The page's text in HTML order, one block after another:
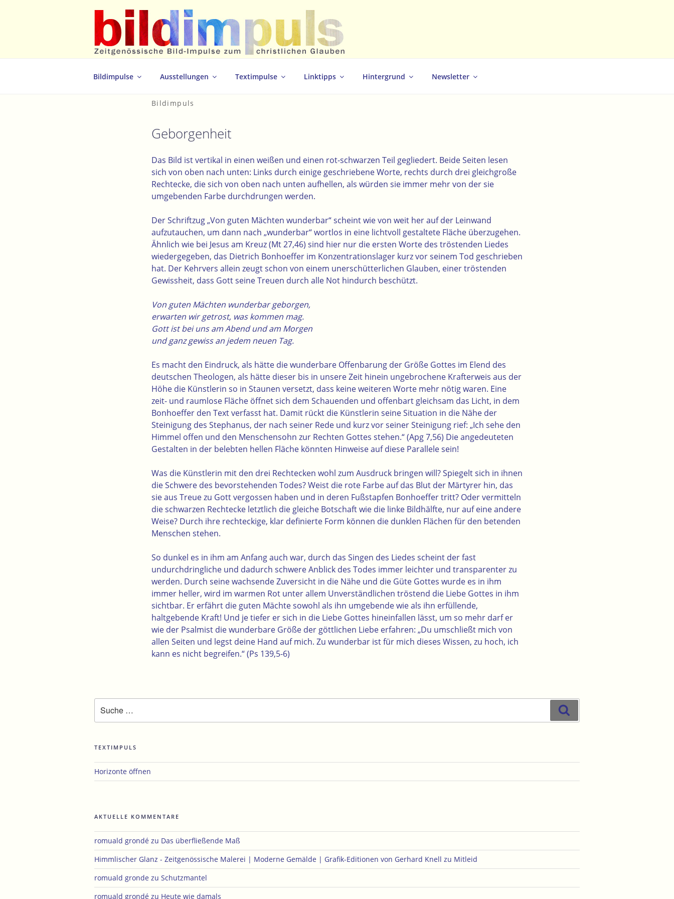
Bildimpulse Ausstellungen Textimpulse Linktipps Hintergrund Newsletter
Bildimpuls
Geborgenheit
Das Bild ist vertikal in einen weißen und einen rot-schwarzen Teil gegliedert. Beide Seiten lesen
sich von oben nach unten: Links durch einige geschriebene Worte, rechts durch drei gleichgroße
Rechtecke, die sich von oben nach unten aufhellen, als würden sie immer mehr von der sie
umgebenden Farbe durchdrungen werden.
Der Schriftzug „Von guten Mächten wunderbar“ scheint wie von weit her auf der Leinwand
aufzutauchen, um dann nach „wunderbar“ wortlos in eine lichtvoll gestaltete Fläche überzugehen.
Ähnlich wie bei Jesus am Kreuz (Mt 27,46) sind hier nur die ersten Worte des tröstenden Liedes
wiedergegeben, das Dietrich Bonhoeffer im Konzentrationslager kurz vor seinem Tod geschrieben
hat. Der Kehrvers allein zeugt schon von einem unerschütterlichen Glauben, einer tröstenden
Gewissheit, dass Gott seine Treuen durch alle Not hindurch beschützt.
Von guten Mächten wunderbar geborgen,
erwarten wir getrost, was kommen mag.
Gott ist bei uns am Abend und am Morgen
und ganz gewiss an jedem neuen Tag.
Es macht den Eindruck, als hätte die wunderbare Offenbarung der Größe Gottes im Elend des
deutschen Theologen, als hätte dieser bis in unsere Zeit hinein ungebrochene Krafterweis aus der
Höhe die Künstlerin so in Staunen versetzt, dass keine weiteren Worte mehr nötig waren. Eine
zeit- und raumlose Fläche öffnet sich dem Schauenden und offenbart gleichsam das Licht, in dem
Bonhoeffer den Text verfasst hat. Damit rückt die Künstlerin seine Situation in die Nähe der
Steinigung des Stephanus, der nach seiner Rede und kurz vor seiner Steinigung rief: „Ich sehe den
Himmel offen und den Menschensohn zur Rechten Gottes stehen.“ (Apg 7,56) Die angedeuteten
Gestalten in der belebten hellen Fläche könnten Hinweise auf diese Parallele sein!
Was die Künstlerin mit den drei Rechtecken wohl zum Ausdruck bringen will? Spiegelt sich in ihnen
die Schwere des bevorstehenden Todes? Weist die rote Farbe auf das Blut der Märtyrer hin, das
sie aus Treue zu Gott vergossen haben und in deren Fußstapfen Bonhoeffer tritt? Oder vermitteln
die schwarzen Rechtecke letztlich die gleiche Botschaft wie die linke Bildhälfte, nur auf eine andere
Weise? Durch ihre rechteckige, klar definierte Form können die dunklen Flächen für den betenden
Menschen stehen.
So dunkel es in ihm am Anfang auch war, durch das Singen des Liedes scheint der fast
undurchdringliche und dadurch schwere Anblick des Todes immer leichter und transparenter zu
werden. Durch seine wachsende Zuversicht in die Nähe und die Güte Gottes wurde es in ihm
immer heller, wird im warmen Rot unter allem Unverständlichen tröstend die Liebe Gottes in ihm
sichtbar. Er erfährt die guten Mächte sowohl als ihn umgebende wie als ihn erfüllende,
haltgebende Kraft! Und je tiefer er sich in die Liebe Gottes hineinfallen lässt, um so mehr darf er
wie der Psalmist die wunderbare Größe der göttlichen Liebe erfahren: „Du umschließt mich von
allen Seiten und legst deine Hand auf mich. Zu wunderbar ist für mich dieses Wissen, zu hoch, ich
kann es nicht begreifen.“ (Ps 139,5-6)
nach:
TEXTIMPULS
Horizonte öffnen
AKTUELLE KOMMENTARE
romuald grondé zu Das überfließende Maß
Himmlischer Glanz - Zeitgenössische Malerei | Moderne Gemälde | Grafik-Editionen von Gerhard Knell zu Mitleid
romuald gronde zu Schutzmantel
romuald grondé zu Heute wie damals